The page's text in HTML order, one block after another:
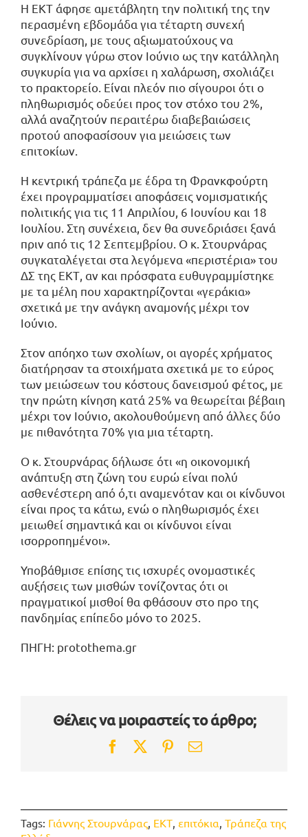
Η ΕΚΤ άφησε αμετάβλητη την πολιτική της την
περασμένη εβδομάδα για τέταρτη συνεχή
συνεδρίαση, με τους αξιωματούχους να
συγκλίνουν γύρω στον Ιούνιο ως την κατάλληλη
συγκυρία για να αρχίσει η χαλάρωση, σχολιάζει
το πρακτορείο. Είναι πλεόν πιο σίγουροι ότι ο
πληθωρισμός οδεύει προς τον στόχο του 2%,
αλλά αναζητούν περαιτέρω διαβεβαιώσεις
προτού αποφασίσουν για μειώσεις των
επιτοκίων.
Η κεντρική τράπεζα με έδρα τη Φρανκφούρτη
έχει προγραμματίσει αποφάσεις νομισματικής
πολιτικής για τις 11 Απριλίου, 6 Ιουνίου και 18
Ιουλίου. Στη συνέχεια, δεν θα συνεδριάσει ξανά
πριν από τις 12 Σεπτεμβρίου. Ο κ. Στουρνάρας
συγκαταλέγεται στα λεγόμενα «περιστέρια» του
ΔΣ της ΕΚΤ, αν και πρόσφατα ευθυγραμμίστηκε
με τα μέλη που χαρακτηρίζονται «γεράκια»
σχετικά με την ανάγκη αναμονής μέχρι τον
Ιούνιο.
Στον απόηχο των σχολίων, οι αγορές χρήματος
διατήρησαν τα στοιχήματα σχετικά με το εύρος
των μειώσεων του κόστους δανεισμού φέτος, με
την πρώτη κίνηση κατά 25% να θεωρείται βέβαιη
μέχρι τον Ιούνιο, ακολουθούμενη από άλλες δύο
με πιθανότητα 70% για μια τέταρτη.
Ο κ. Στουρνάρας δήλωσε ότι «η οικονομική
ανάπτυξη στη ζώνη του ευρώ είναι πολύ
ασθενέστερη από ό,τι αναμενόταν και οι κίνδυνοι
είναι προς τα κάτω, ενώ ο πληθωρισμός έχει
μειωθεί σημαντικά και οι κίνδυνοι είναι
ισορροπημένοι».
Υποβάθμισε επίσης τις ισχυρές ονομαστικές
αυξήσεις των μισθών τονίζοντας ότι οι
πραγματικοί μισθοί θα φθάσουν στο προ της
πανδημίας επίπεδο μόνο το 2025.
ΠΗΓΗ: protothema.gr
Θέλεις να μοιραστείς το άρθρο;
Facebook
TwitterPinterest
Email
Tags: Γιάννης Στουρνάρας ΕΚΤ επιτόκια Τράπεζα της